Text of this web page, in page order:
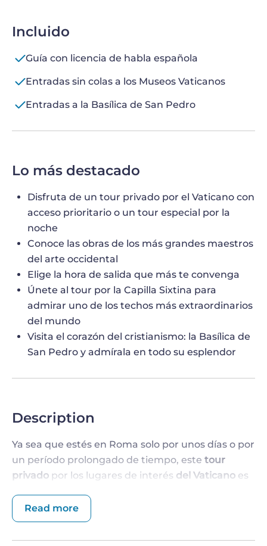
Incluido
Guía con licencia de habla española
Entradas sin colas a los Museos Vaticanos
Entradas a la Basílica de San Pedro
Lo más destacado
Disfruta de un tour privado por el Vaticano con
acceso prioritario o un tour especial por la
noche
Conoce las obras de los más grandes maestros
del arte occidental
Elige la hora de salida que más te convenga
Únete al tour por la Capilla Sixtina para
admirar uno de los techos más extraordinarios
del mundo
Visita el corazón del cristianismo: la Basílica de
San Pedro y admírala en todo su esplendor
Description
Ya sea que estés en Roma solo por unos días o por
un período prolongado de tiempo, este tour
privado por los lugares de interés del Vaticano es
sobre el estado soberano más pequeño del
mundo. Por ejemplo, pasea por los largos pasillos
de losMuseos Vaticanos, que albergan una de las
Read more